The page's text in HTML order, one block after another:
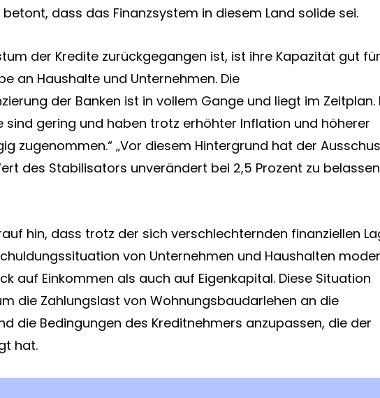
dass das Finanzsystem in diesem Land solide sei.
der Kredite zurückgegangen ist, ist ihre Kapazität gut
an Haushalte und Unternehmen. Die
der Banken ist in vollem Gange und liegt im Zeitplan.
sind gering und haben trotz erhöhter Inflation und höherer
zugenommen.“ „Vor diesem Hintergrund hat der
des Stabilisators unverändert bei 2,5 Prozent zu
hin, dass trotz der sich verschlechternden finanziellen
von Unternehmen und Haushalten
auf Einkommen als auch auf Eigenkapital. Diese Situation
die Zahlungslast von Wohnungsbaudarlehen an die
die Bedingungen des Kreditnehmers anzupassen, die der
hat.